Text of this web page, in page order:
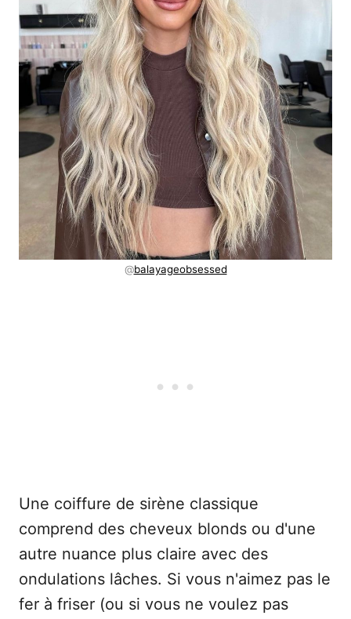
@balayageobsessed
Une coiffure de sirène classique
comprend des cheveux blonds ou d'une
autre nuance plus claire avec des
ondulations lâches. Si vous n'aimez pas le
fer à friser (ou si vous ne voulez pas